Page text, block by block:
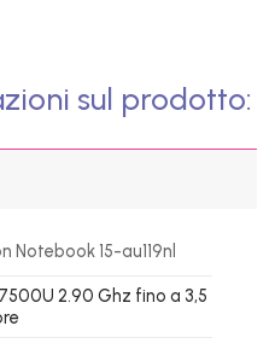
sul prodotto:
Notebook 15-au119nl
2.90 Ghz fino a 3,5